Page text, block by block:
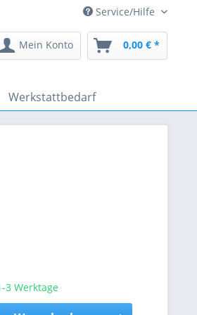
Service/Hilfe
Mein Konto 0,00 € *
Werkstattbedarf
3 Werktage